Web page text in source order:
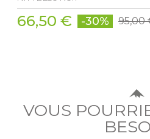
66,50 € -30% 95,00
VOUS